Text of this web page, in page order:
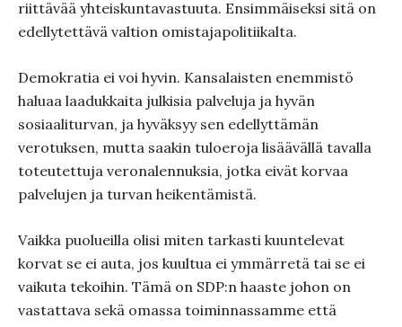
riittävää yhteiskuntavastuuta. Ensimmäiseksi sitä on
edellytettävä valtion omistajapolitiikalta.
Demokratia ei voi hyvin. Kansalaisten enemmistö
haluaa laadukkaita julkisia palveluja ja hyvän
sosiaaliturvan, ja hyväksyy sen edellyttämän
verotuksen, mutta saakin tuloeroja lisäävällä tavalla
toteutettuja veronalennuksia, jotka eivät korvaa
palvelujen ja turvan heikentämistä.
Vaikka puolueilla olisi miten tarkasti kuuntelevat
korvat se ei auta, jos kuultua ei ymmärretä tai se ei
vaikuta tekoihin. Tämä on SDP:n haaste johon on
vastattava sekä omassa toiminnassamme että